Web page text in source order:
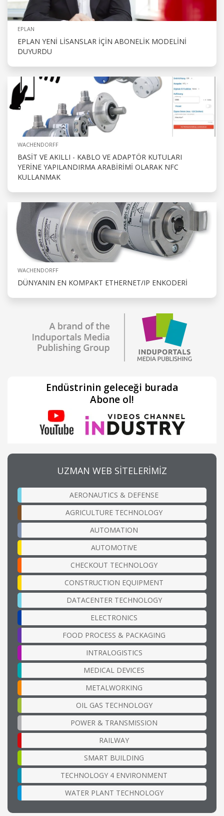
EPLAN
EPLAN YENI LISANSLAR IÇIN ABONELIK MODELINI
DUYURDU
WACHENDORFF
BASIT VE AKILLI - KABLO VE ADAPTÖR KUTULARI
YERINE YAPILANDIRMA ARABIRIMI OLARAK NFC
KULLANMAK
WACHENDORFF
DÜNYANIN EN KOMPAKT ETHERNET/IP ENKODERI
Endüstrinin geleceği burada
Abone ol!
UZMAN WEB SİTELERİMİZ
AERONAUTICS & DEFENSE
AGRICULTURE TECHNOLOGY
AUTOMATION
AUTOMOTIVE
CHECKOUT TECHNOLOGY
CONSTRUCTION EQUIPMENT
DATACENTER TECHNOLOGY
ELECTRONICS
FOOD PROCESS & PACKAGING
INTRALOGISTICS
MEDICAL DEVICES
METALWORKING
OIL GAS TECHNOLOGY
POWER & TRANSMISSION
RAILWAY
SMART BUILDING
TECHNOLOGY 4 ENVIRONMENT
WATER PLANT TECHNOLOGY